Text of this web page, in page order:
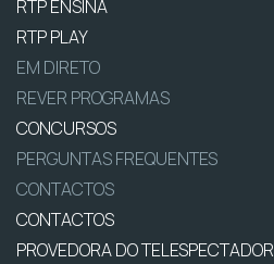
RTP ENSINA
RTP PLAY
EM DIRETO
REVER PROGRAMAS
CONCURSOS
PERGUNTAS FREQUENTES
CONTACTOS
CONTACTOS
PROVEDORA DO TELESPECTADOR